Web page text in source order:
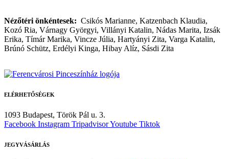
Nézőtéri önkéntesek: Csikós Marianne, Katzenbach Klaudia,
Kozó Ria, Várnagy Györgyi, Villányi Katalin, Nádas Marita, Izsák
Erika, Tímár Marika, Vincze Júlia, Hartyányi Zita, Varga Katalin,
Brúnó Schütz, Erdélyi Kinga, Hibay Alíz, Sásdi Zita
ELÉRHETŐSÉGEK
1093 Budapest, Török Pál u. 3.
Facebook Instagram TripadvisorYoutube Tiktok
JEGYVÁSÁRLÁS